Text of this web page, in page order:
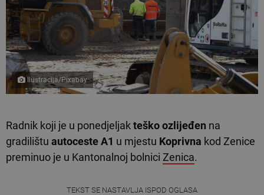
Ilustracija/Pixabay
Radnik koji je u ponedjeljakteško ozlijeđen na
gradilištu autoceste A1 u mjestu Koprivna kod Zenice
preminuo je u Kantonalnoj bolnici Zenica.
TEKST SE NASTAVLJA ISPOD OGLASA